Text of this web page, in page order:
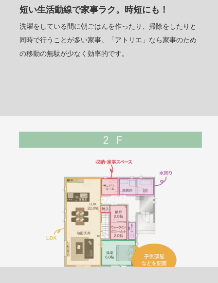
短い生活動線で家事ラク。時短にも！
洗濯をしている間に朝ごはんを作ったり、掃除をしたりと
同時で行うことが多い家事。「アトリエ」なら家事のため
の移動の無駄が少なく効率的です。